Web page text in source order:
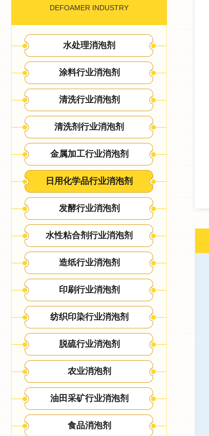
DEFOAMER INDUSTRY
水处理消泡剂
涂料行业消泡剂
清洗行业消泡剂
清洗剂行业消泡剂
金属加工行业消泡剂
日用化学品行业消泡剂
发酵行业消泡剂
水性粘合剂行业消泡剂
造纸行业消泡剂
印刷行业消泡剂
纺织印染行业消泡剂
脱硫行业消泡剂
农业消泡剂
油田采矿行业消泡剂
食品消泡剂